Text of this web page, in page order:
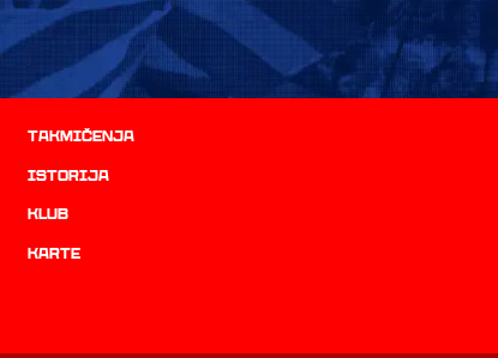
Takmičenja
istorija
Klub
Karte